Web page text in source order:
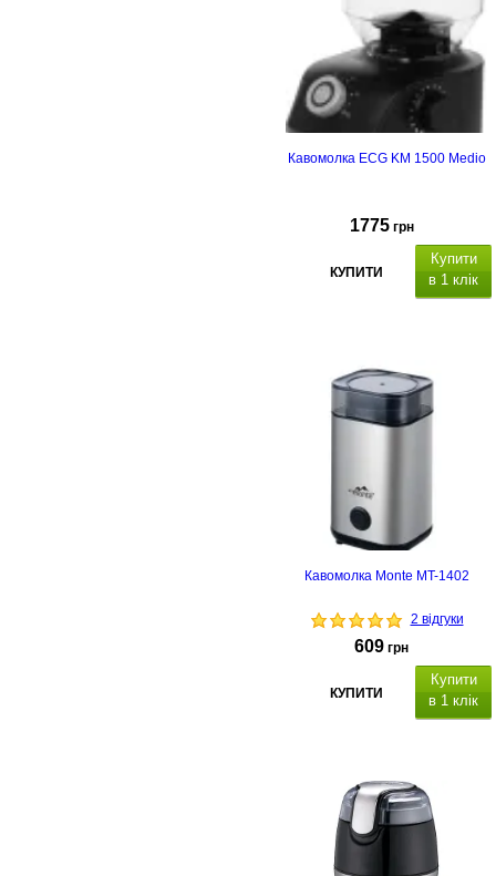
Кавомолка ECG KM 1500 Medio
1775 грн
КУПИТИ
Купити
в 1 клік
Кавомолка Monte MT-1402
2 відгуки
609 грн
КУПИТИ
Купити
в 1 клік